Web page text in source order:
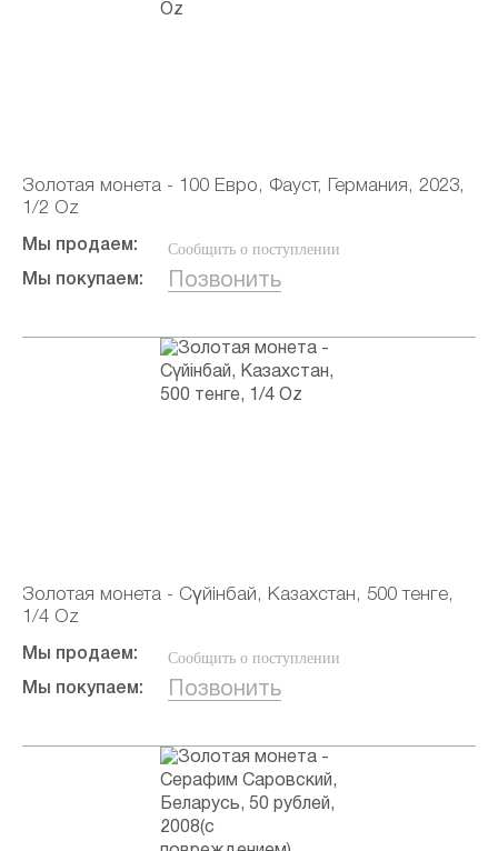
Золотая монета - 100 Евро, Фауст, Германия, 2023,
1/2 Oz
Мы продаем: Сообщить о поступлении
Мы покупаем: Позвонить
Золотая монета - Сүйінбай, Казахстан, 500 тенге,
1/4 Oz
Мы продаем: Сообщить о поступлении
Мы покупаем: Позвонить